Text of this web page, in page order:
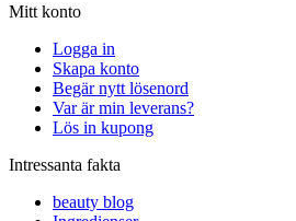
Mitt konto
Logga in
Skapa konto
Begär nytt lösenord
Var är min leverans?
Lös in kupong
Intressanta fakta
beauty blog